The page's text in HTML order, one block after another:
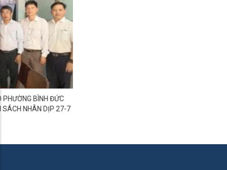
PHƯỜNG BÌNH ĐỨC PHỐI HỢP LỮ ĐOÀN PHÁO BINH 6 RA
QUÂN VỆ SINH, CHĂM SÓC NHÀ BIA LIỆT SĨ VÀ KHU DI